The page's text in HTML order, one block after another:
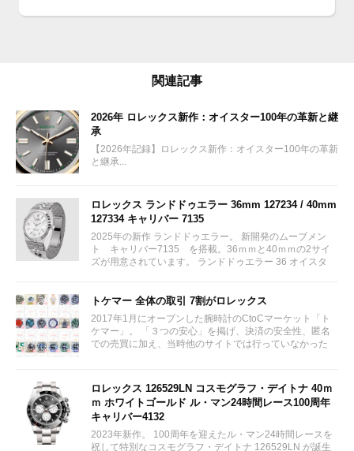
10000株→6330万円
関連記事
2026年 ロレックス新作：オイスター100年の革新と継
承
【2026年記録】ロレックス新作：オイスター100年の革新
と継承...
ロレックス ランドドゥエラー 36mm 127234 / 40mm
127334 キャリバー 7135
2025年の新作 ランドドゥエラー。 新開発のムーブメン
ト キャリバー7135 を搭載。36ｍｍと40ｍｍの2サイ
ズが用意されています。 ランドドゥエラー 36 オイスタ
トケマー 全体の取引 7割がロレックス
2017年1月にオープンした腕時計のCtoCマーケット「ト
ケマー」。 「３つの安心」を掲げ、決済の安全性、匿名
での売買に加え、当時他のサイトでは行っていなかった
ロレックス 126529LN コスモグラフ・デイトナ 40ｍ
ｍ ホワイトゴールド ル・マン24時間レース100周年
キャリバー4132
2023年新作。 100周年を迎えたル・マン24時間レースを
祝して特別なコスモグラフ・デイトナ 126529LN が誕生